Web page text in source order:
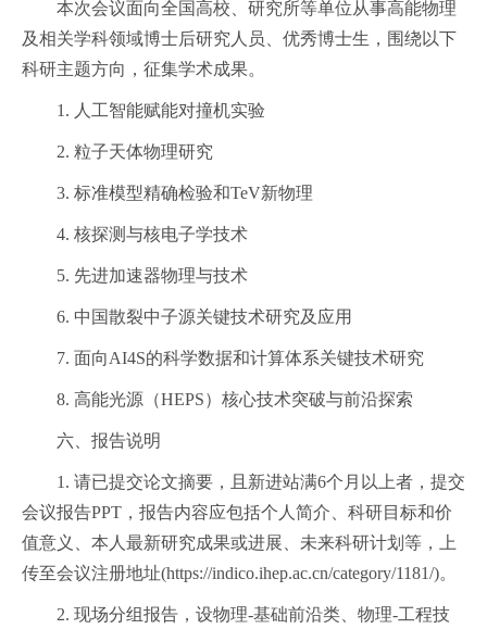
本次会议面向全国高校、研究所等单位从事高能物理
及相关学科领域博士后研究人员、优秀博士生，围绕以下
科研主题方向，征集学术成果。
1. 人工智能赋能对撞机实验
2. 粒子天体物理研究
3. 标准模型精确检验和TeV新物理
4. 核探测与核电子学技术
5. 先进加速器物理与技术
6. 中国散裂中子源关键技术研究及应用
7. 面向AI4S的科学数据和计算体系关键技术研究
8. 高能光源（HEPS）核心技术突破与前沿探索
六、报告说明
1. 请已提交论文摘要，且新进站满6个月以上者，提交
会议报告PPT，报告内容应包括个人简介、科研目标和价
值意义、本人最新研究成果或进展、未来科研计划等，上
传至会议注册地址(https://indico.ihep.ac.cn/category/1181/)。
2. 现场分组报告，设物理-基础前沿类、物理-工程技